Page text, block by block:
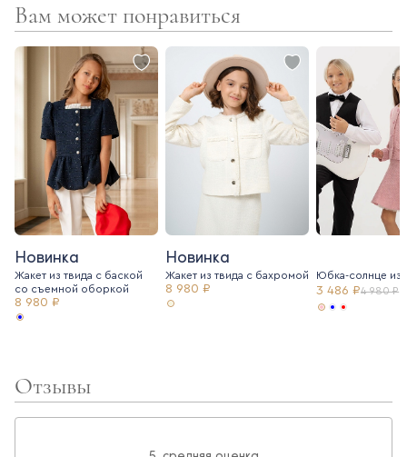
Вам может понравиться
Новинка
Жакет из твида с баской
со съемной оборкой
8 980 ₽
Новинка
Жакет из твида c бахромой
8 980 ₽
Юбка-солнце из
3 486 ₽4 980 ₽
Отзывы